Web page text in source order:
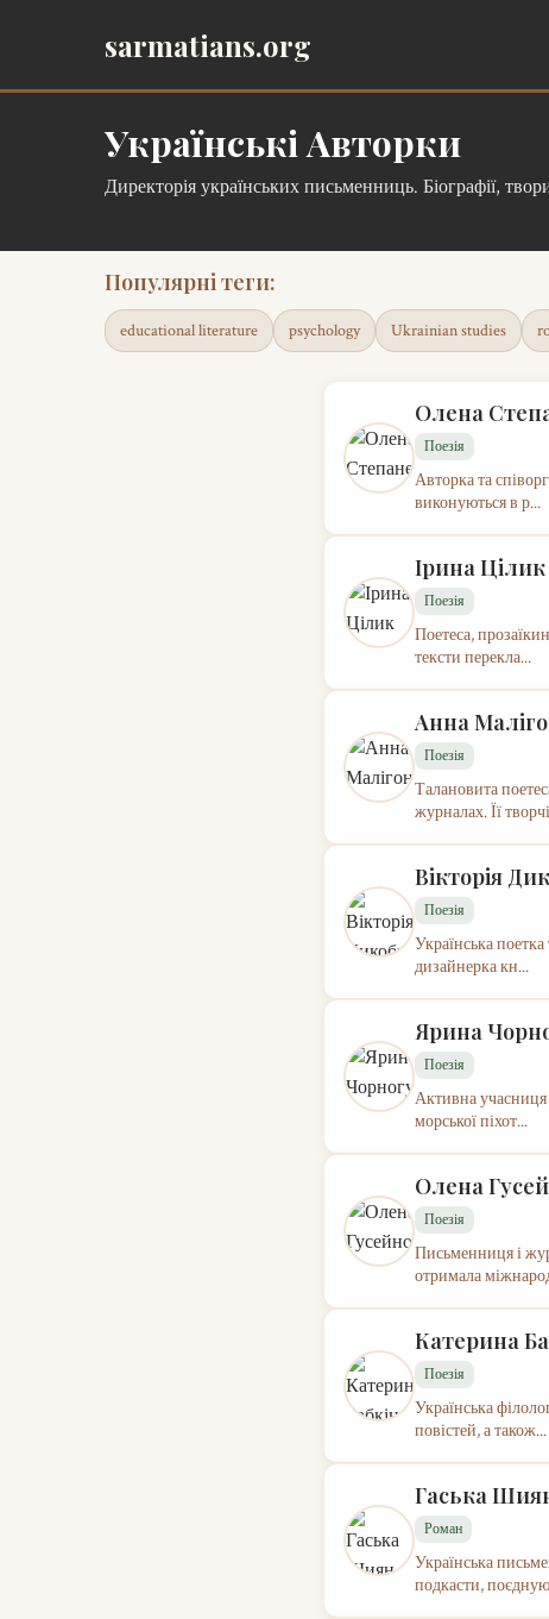
sarmatians.org
Українські Авторки
Директорія українських письменниць. Біографії,
Популярні теги:
educational literature psychology Ukrainian studies
Олена
Поезія
Авторка та
виконуються в р...
Ірина Цілик
Поезія
Поетеса,
тексти перекла...
Анна
Поезія
Талановита
журналах. Її
Вікторія
Поезія
Українська
дизайнерка кн...
Ярина
Поезія
Активна учасниця
морської піхот...
Олена
Поезія
Письменниця і
отримала
Катерина
Поезія
Українська
повістей, а також...
Гаська
Роман
Українська
подкасти,